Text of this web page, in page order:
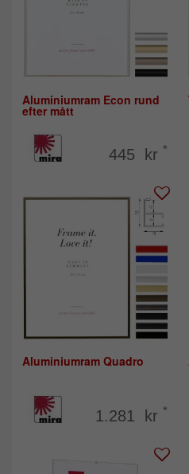
Aluminiumram Econ rund
efter mått
445 kr *
Aluminiumram Quadro
1.281 kr *